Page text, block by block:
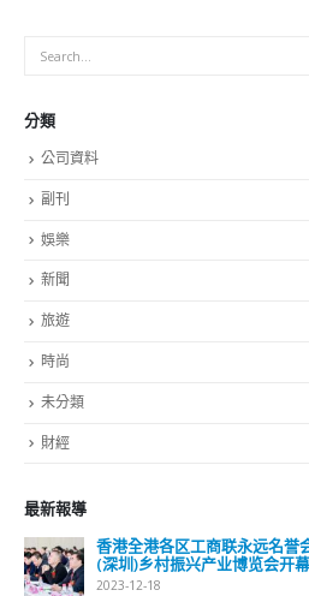
分類
公司資料
副刊
娛樂
新聞
旅遊
時尚
未分類
財經
最新報導
香港全港各区工商联永远名誉
(深圳)乡村振兴产业博览会开
2023-12-18